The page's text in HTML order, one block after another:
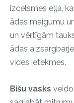
izcelsmes eļļa,
ādas maigumu
un vērtīgām
ādas
vides ietekmes.
Bišu vasks